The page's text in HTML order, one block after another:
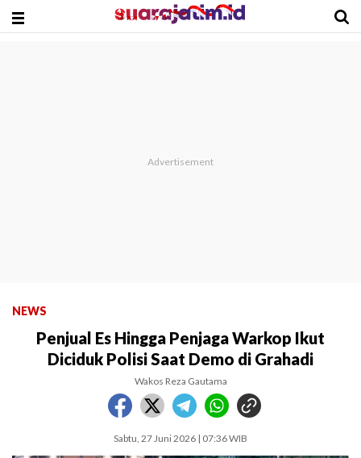
NEWS
Penjual Es Hingga Penjaga Warkop Ikut
Diciduk Polisi Saat Demo di Grahadi
Wakos Reza Gautama
Sabtu, 27 Juni 2026 | 07:36 WIB